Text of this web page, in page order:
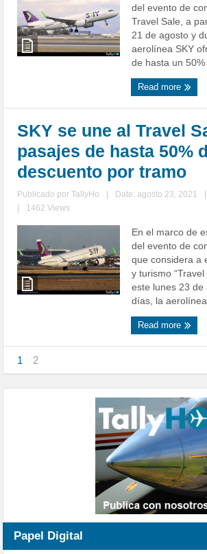
del evento de
Travel Sale, a
21 de agosto y
aerolínea SKY
de hasta un
Read more
SKY se une al Travel
pasajes de hasta 50%
descuento por tramo
Publicado porTallyHo Date: agosto 23, 2021
1462 Views
En el marco de
del evento de
que considera a
y turismo
este lunes 23 de
días, la
Read more
1 2
Papel Digital